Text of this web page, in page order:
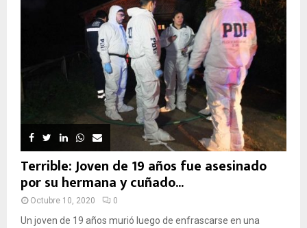
Terrible: Joven de 19 años fue asesinado
por su hermana y cuñado...
Octubre 10, 2020 0
Un joven de 19 años murió luego de enfrascarse en una